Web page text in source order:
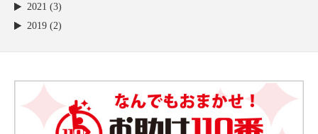
2021 (3)
2019 (2)